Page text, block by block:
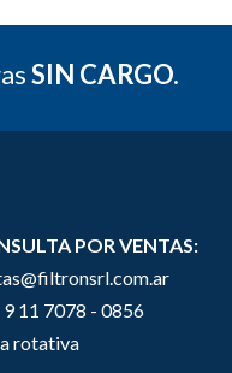
SIN CARGO.
POR VENTAS:
11 7078 - 0856
rotativa